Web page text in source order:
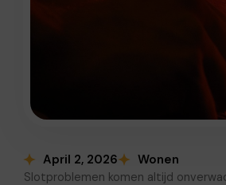
April 2, 2026 Wonen
Slotproblemen komen altijd